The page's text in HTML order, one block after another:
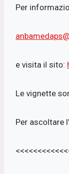
Per
e visita il sito:
Le vignette
Per ascoltare